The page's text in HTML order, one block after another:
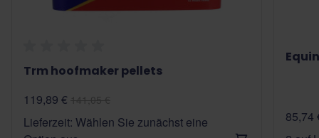
Trm hoofmaker pellets
119,89 €
Lieferzeit: Wählen Sie zunächst eine
85,74